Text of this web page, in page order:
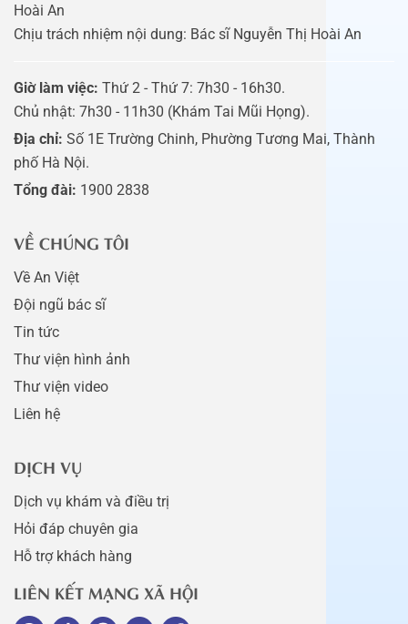
Hoài An
Chịu trách nhiệm nội dung: Bác sĩ Nguyễn Thị Hoài An
Giờ làm việc: Thứ 2 - Thứ 7: 7h30 - 16h30.
Chủ nhật: 7h30 - 11h30 (Khám Tai Mũi Họng).
Địa chỉ: Số 1E Trường Chinh, Phường Tương Mai, Thành
phố Hà Nội.
Tổng đài: 1900 2838
VỀ CHÚNG TÔI
Về An Việt
Đội ngũ bác sĩ
Tin tức
Thư viện hình ảnh
Thư viện video
Liên hệ
DỊCH VỤ
Dịch vụ khám và điều trị
Hỏi đáp chuyên gia
Hỗ trợ khách hàng
LIÊN KẾT MẠNG XÃ HỘI